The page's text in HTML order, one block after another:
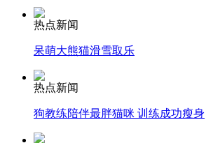
安徽一实载49人客车翻车
走！跟着总书记去植树
消防员救轻生者
热点新闻
呆萌大熊猫滑雪取乐
热点新闻
狗教练陪伴最胖猫咪 训练成功瘦身